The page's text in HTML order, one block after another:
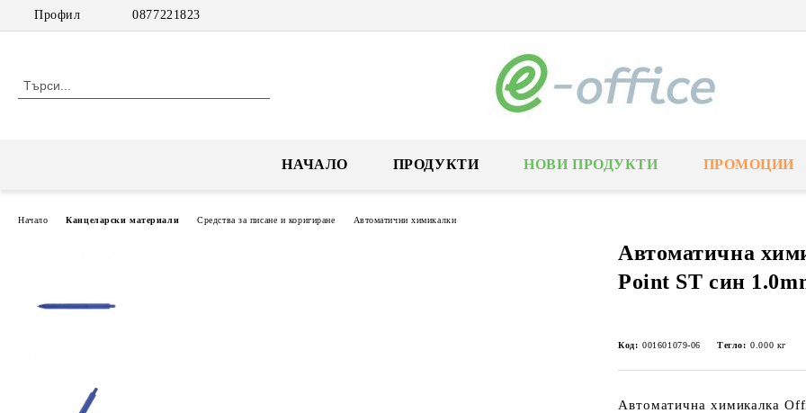
Профил 0877221823
НАЧАЛО ПРОДУКТИ НОВИ ПРОДУКТИ ПРОМОЦИИ
Начало Канцеларски материали Средства за писане и коригиране Автоматични химикалки
Автоматична
Point ST син
Код: 001601079-06 Тегло: 0.000 кг
Автоматична химикалка